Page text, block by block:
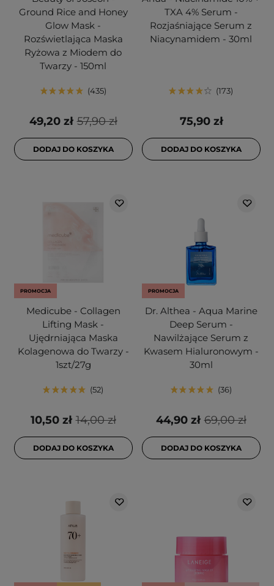
Ground Rice and Honey
Glow Mask -
Rozświetlająca Maska
Ryżowa z Miodem do
Twarzy - 150ml
435
57,90 zł
49,20 zł
DODAJ DO KOSZYKA
TXA 4% Serum -
Rozjaśniające Serum z
Niacynamidem - 30ml
173
75,90 zł
DODAJ DO KOSZYKA
PROMOCJA
Medicube - Collagen
Lifting Mask -
Ujędrniająca Maska
Kolagenowa do Twarzy -
1szt/27g
52
14,00 zł
10,50 zł
DODAJ DO KOSZYKA
PROMOCJA
Dr. Althea - Aqua Marine
Deep Serum -
Nawilżające Serum z
Kwasem Hialuronowym -
30ml
36
69,00 zł
44,90 zł
DODAJ DO KOSZYKA